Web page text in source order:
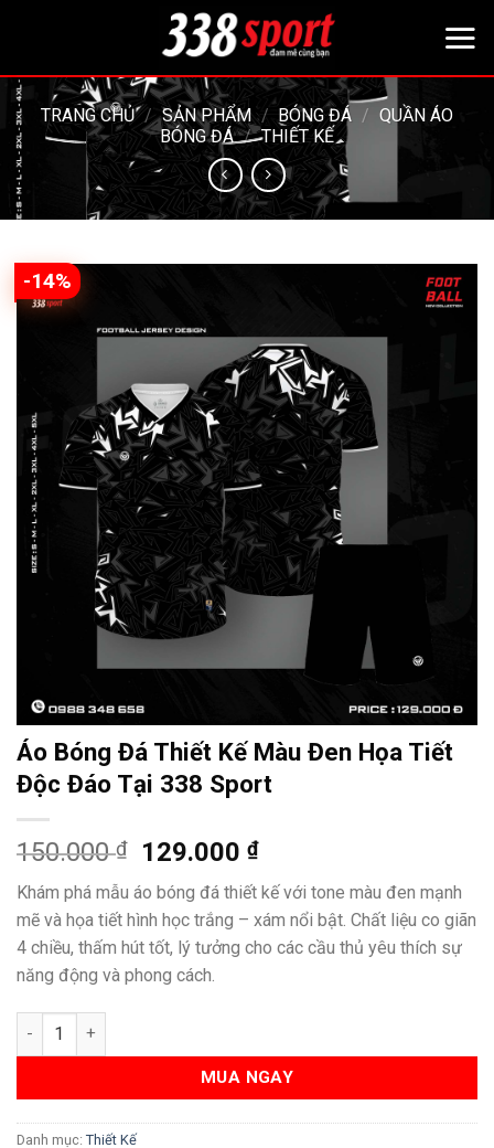
dung
TRANG CHỦ / SẢN PHẨM / BÓNG ĐÁ / QUẦN ÁO
BÓNG ĐÁ / THIẾT KẾ
-14%
Áo Bóng Đá Thiết Kế Màu Đen Họa Tiết
Độc Đáo Tại 338 Sport
150.000₫
Giá
gốc
là:
150.000 ₫.
129.000₫Giá
hiện
tại
là:
129.000 ₫.
Khám phá mẫu áo bóng đá thiết kế với tone màu đen mạnh
mẽ và họa tiết hình học trắng – xám nổi bật. Chất liệu co giãn
4 chiều, thấm hút tốt, lý tưởng cho các cầu thủ yêu thích sự
năng động và phong cách.
Áo Bóng Đá Thiết Kế Màu Đen Họa Tiết Độc Đáo Tại 338 Sport
MUA NGAY
Danh mục: Thiết Kế